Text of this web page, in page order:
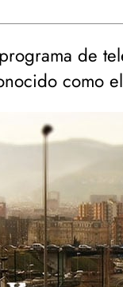
de
como